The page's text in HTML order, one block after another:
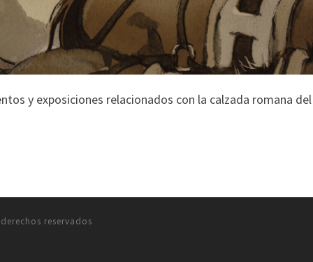
y exposiciones relacionados con la calzada romana
reservados